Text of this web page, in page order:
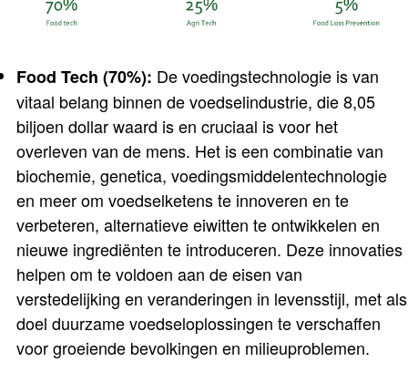
Food Tech (70%): De voedingstechnologie is van
vitaal belang binnen de voedselindustrie, die 8,05
biljoen dollar waard is en cruciaal is voor het
overleven van de mens. Het is een combinatie van
biochemie, genetica, voedingsmiddelentechnologie
en meer om voedselketens te innoveren en te
verbeteren, alternatieve eiwitten te ontwikkelen en
nieuwe ingrediënten te introduceren. Deze innovaties
helpen om te voldoen aan de eisen van
verstedelijking en veranderingen in levensstijl, met als
doel duurzame voedseloplossingen te verschaffen
voor groeiende bevolkingen en milieuproblemen.